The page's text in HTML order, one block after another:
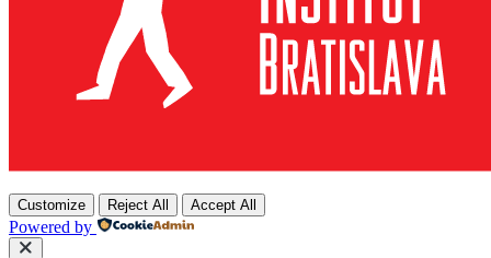
Customize Reject All Accept All
Powered by